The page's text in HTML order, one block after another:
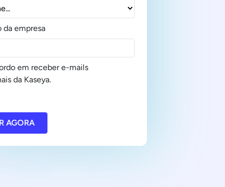
da empresa
em receber e-mails
da Kaseya.
AGORA